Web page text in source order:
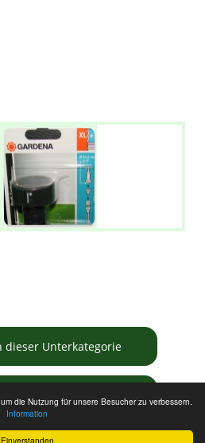
Einverstanden
die Nutzung für unsere Besucher zu verbessern.
Information
dieser Unterkategorie
Tauschbörse